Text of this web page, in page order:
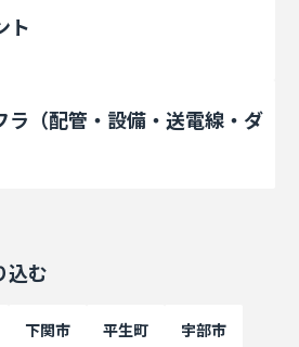
ト
ラ（配管・設備・送電線・ダ
込む
下関市 平生町 宇部市